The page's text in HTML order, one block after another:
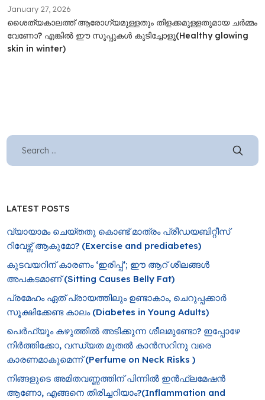
January 27, 2026
ശൈത്യകാലത്ത് ആരോഗ്യമുള്ളതും തിളക്കമുള്ളതുമായ ചർമ്മം
വേണോ? എങ്കിൽ ഈ സൂപ്പുകൾ കുടിച്ചോളൂ(Healthy glowing
skin in winter)
LATEST POSTS
വ്യായാമം ചെയ്തതു കൊണ്ട് മാത്രം പ്രീഡയബിറ്റീസ്
റിവേഴ്സ് ആകുമോ? (Exercise and prediabetes)
കുടവയറിന് കാരണം ‘ഇരിപ്പ്’; ഈ ആറ് ശീലങ്ങൾ
അപകടമാണ് (Sitting Causes Belly Fat)
പ്രമേഹം ഏത് പ്രായത്തിലും ഉണ്ടാകാം, ചെറുപ്പക്കാർ
സൂക്ഷിക്കേണ്ട കാലം (Diabetes in Young Adults)
പെർഫ്യൂം കഴുത്തിൽ അടിക്കുന്ന ശീലമുണ്ടോ? ഇപ്പോഴേ
നിർത്തിക്കോ, വന്ധ്യത മുതൽ കാൻസറിനു വരെ
കാരണമാകുമെന്ന് (Perfume on Neck Risks )
നിങ്ങളുടെ അമിതവണ്ണത്തിന് പിന്നിൽ ഇൻഫ്ലമേഷൻ
ആണോ, എങ്ങനെ തിരിച്ചറിയാം?(Inflammation and